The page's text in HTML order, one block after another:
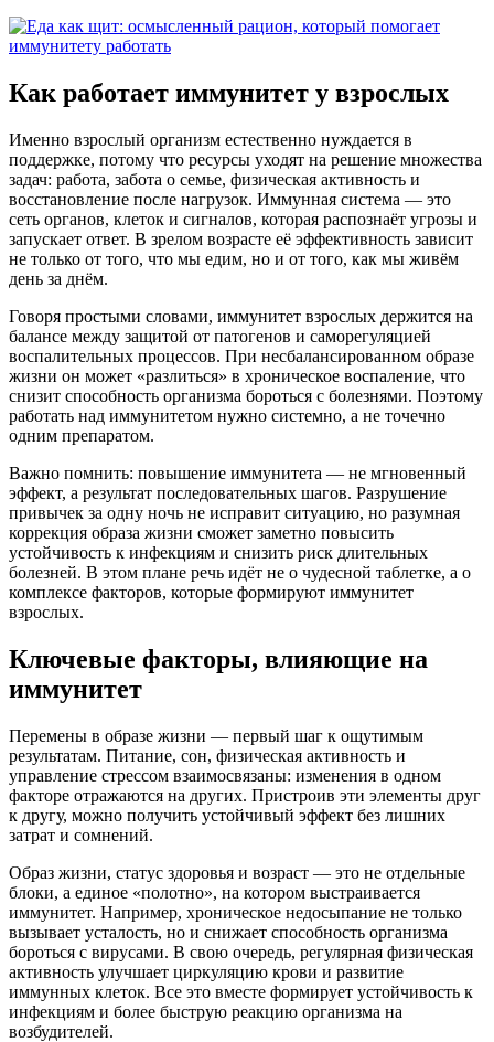
Как работает иммунитет у взрослых
Именно взрослый организм естественно нуждается в
поддержке, потому что ресурсы уходят на решение множества
задач: работа, забота о семье, физическая активность и
восстановление после нагрузок. Иммунная система — это
сеть органов, клеток и сигналов, которая распознаёт угрозы и
запускает ответ. В зрелом возрасте её эффективность зависит
не только от того, что мы едим, но и от того, как мы живём
день за днём.
Говоря простыми словами, иммунитет взрослых держится на
балансе между защитой от патогенов и саморегуляцией
воспалительных процессов. При несбалансированном образе
жизни он может «разлиться» в хроническое воспаление, что
снизит способность организма бороться с болезнями. Поэтому
работать над иммунитетом нужно системно, а не точечно
одним препаратом.
Важно помнить: повышение иммунитета — не мгновенный
эффект, а результат последовательных шагов. Разрушение
привычек за одну ночь не исправит ситуацию, но разумная
коррекция образа жизни сможет заметно повысить
устойчивость к инфекциям и снизить риск длительных
болезней. В этом плане речь идёт не о чудесной таблетке, а о
комплексе факторов, которые формируют иммунитет
взрослых.
Ключевые факторы, влияющие на
иммунитет
Перемены в образе жизни — первый шаг к ощутимым
результатам. Питание, сон, физическая активность и
управление стрессом взаимосвязаны: изменения в одном
факторе отражаются на других. Пристроив эти элементы друг
к другу, можно получить устойчивый эффект без лишних
затрат и сомнений.
Образ жизни, статус здоровья и возраст — это не отдельные
блоки, а единое «полотно», на котором выстраивается
иммунитет. Например, хроническое недосыпание не только
вызывает усталость, но и снижает способность организма
бороться с вирусами. В свою очередь, регулярная физическая
активность улучшает циркуляцию крови и развитие
иммунных клеток. Все это вместе формирует устойчивость к
инфекциям и более быструю реакцию организма на
возбудителей.